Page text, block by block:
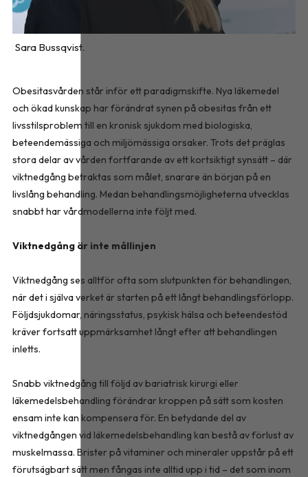
Sara Bussqvist.
Obesitasvården står inför ett paradigmskifte. Nya läkemedel
och ökad kunskap har förändrat synen på obesitas från ett
livsstilsproblem till en kronisk sjukdom med biologiska,
beteendemässiga och miljömässiga orsaker. Trots det präglas
stora delar av vården fortfarande av ett kortsiktigt synsätt – där
viktnedgång betraktas som målet, snarare än början på en
livslång behandling. Medan behandlingsmöjligheterna utvecklas
snabbt har vårdmodellerna inte följt med.
Viktnedgång är inte mållinjen
Viktnedgång ses alltför ofta som slutpunkten för behandlingen,
när det i själva verket är starten på ett långt behandlingsförlopp.
Följdsjukdomar, näringsstatus, psykisk hälsa och beteendestöd
kräver fortsatt uppmärksamhet långt efter att behandlingen
inletts.
Snabb viktnedgång till följd av bariatrisk kirurgi eller
läkemedelsbehandling förändrar kroppen på sätt som kosten
ensam inte kan kompensera för. En betydande del av
viktnedgången vid läkemedelsbehandling kan bestå av förlust av
muskelmassa. Brister på vitaminer och mineraler uppstår på ett
förutsägbart sätt men fångas inte alltid upp i tid – det som inom